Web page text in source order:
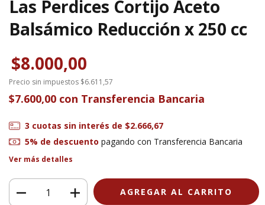
Las Perdices Cortijo Aceto
Balsámico Reducción x 250 cc
$8.000,00
Precio sin impuestos $6.611,57
$7.600,00 con Transferencia Bancaria
3 cuotas sin interés de $2.666,67
5% de descuento pagando con Transferencia Bancaria
Ver más detalles